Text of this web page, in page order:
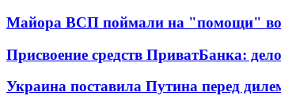
Майора ВСП поймали на "помощи"
Присвоение средств ПриватБанка:
Украина поставила Путина перед